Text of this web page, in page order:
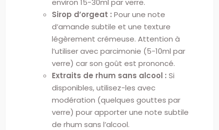
environ 15-30ml par verre.
Sirop d’orgeat : Pour une note
d’amande subtile et une texture
légèrement crémeuse. Attention à
l’utiliser avec parcimonie (5-10ml par
verre) car son goût est prononcé.
Extraits de rhum sans alcool : Si
disponibles, utilisez-les avec
modération (quelques gouttes par
verre) pour apporter une note subtile
de rhum sans l’alcool.